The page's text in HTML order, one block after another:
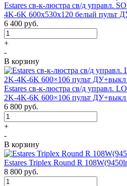
Estares св-к-люстра св/д управл.
4K-6K 600x530x120 белый пульт
6 400 руб.
+
-
В корзину
Estares св-к-люстра св/д управл.
2K-4K-6K 600×106 пульт ДУ+выкл
6 800 руб.
+
-
В корзину
Estares Triplex Round R
8 800 руб.